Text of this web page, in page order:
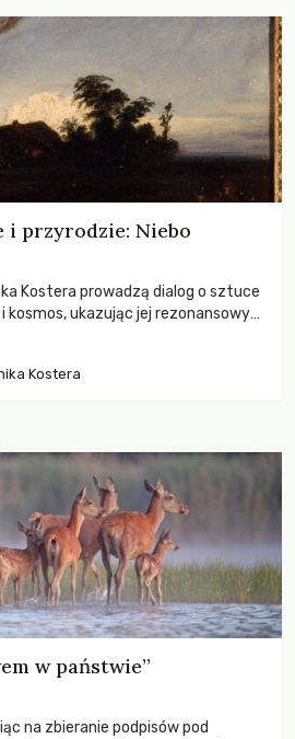
i przyrodzie: Niebo
Kostera prowadzą dialog o sztuce
kosmos, ukazując jej rezonansowy
Kostera
w państwie”
na zbieranie podpisów pod